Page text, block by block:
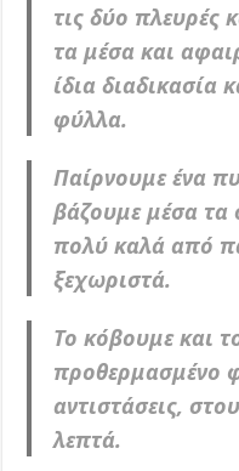
τις δύο πλευρές
τα μέσα και
ίδια διαδικασία
φύλλα.
Παίρνουμε ένα
βάζουμε μέσα τα
πολύ καλά από
ξεχωριστά.
Το κόβουμε και
προθερμασμένο
αντιστάσεις,
λεπτά.